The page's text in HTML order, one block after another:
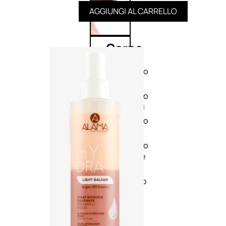
Corpo
Trattamento
Trattamento
mani e piedi
Trattamento
unghie
Trattamento
anticellulite
Cofanetti
trattamento
AGGIUNGI AL CARRELLO